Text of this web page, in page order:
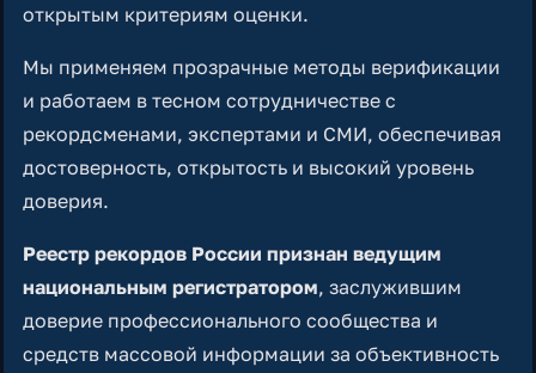
открытым критериям оценки.
Мы применяем прозрачные методы верификации
и работаем в тесном сотрудничестве с
рекордсменами, экспертами и СМИ, обеспечивая
достоверность, открытость и высокий уровень
доверия.
Реестр рекордов России признан ведущим
национальным регистратором, заслужившим
доверие профессионального сообщества и
средств массовой информации за объективность